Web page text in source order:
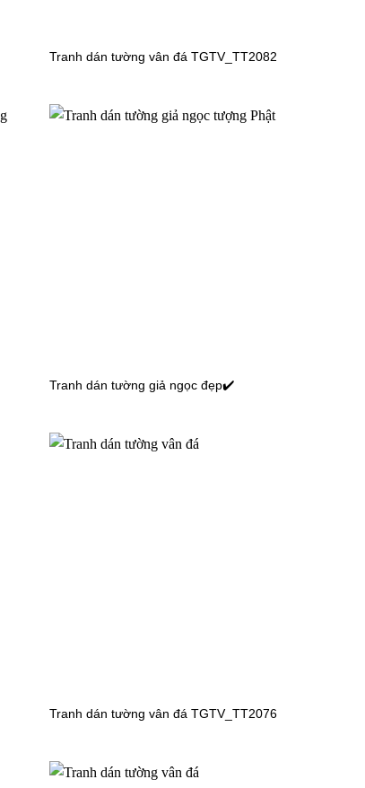
Tranh dán tường công chúa TV3982
Tranh dán tường vân đá TGTV_TT2082
Tranh dán tường giả ngọc đẹp✔️
Tranh dán tường vân đá TGTV_TT2076